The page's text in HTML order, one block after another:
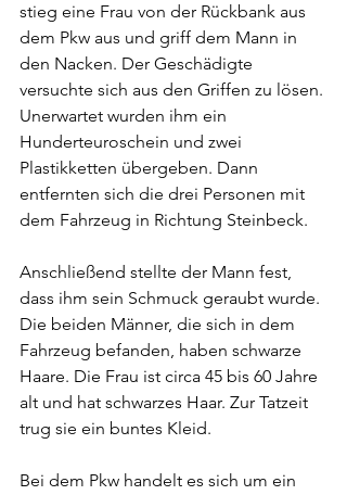
stieg eine Frau von der Rückbank aus
dem Pkw aus und griff dem Mann in
den Nacken. Der Geschädigte
versuchte sich aus den Griffen zu lösen.
Unerwartet wurden ihm ein
Hunderteuroschein und zwei
Plastikketten übergeben. Dann
entfernten sich die drei Personen mit
dem Fahrzeug in Richtung Steinbeck.
Anschließend stellte der Mann fest,
dass ihm sein Schmuck geraubt wurde.
Die beiden Männer, die sich in dem
Fahrzeug befanden, haben schwarze
Haare. Die Frau ist circa 45 bis 60 Jahre
alt und hat schwarzes Haar. Zur Tatzeit
trug sie ein buntes Kleid.
Bei dem Pkw handelt es sich um ein